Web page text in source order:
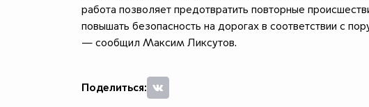
работа позволяет предотвратить повторные
повышать безопасность на дорогах в соответствии с
— сообщил Максим Ликсутов.
Поделиться: